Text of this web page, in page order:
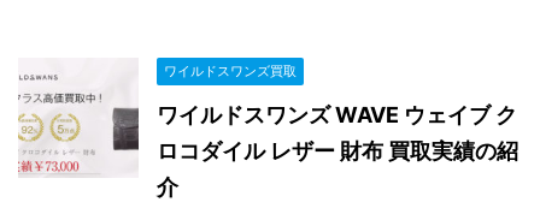
ワイルドスワンズ買取
ワイルドスワンズ WAVE ウェイブ ク
ロコダイル レザー 財布 買取実績の紹
介